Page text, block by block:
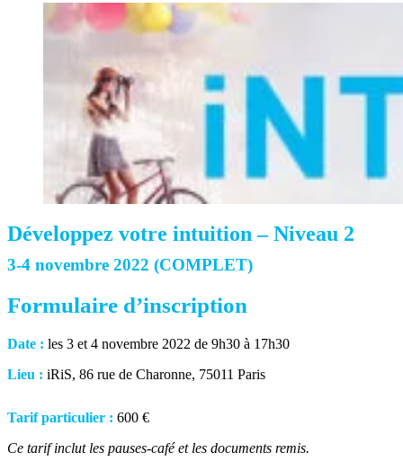
Développez votre intuition – Niveau 2
3-4 novembre 2022 (COMPLET)
Formulaire d’inscription
Date : les 3 et 4 novembre 2022 de 9h30 à 17h30
Lieu : iRiS, 86 rue de Charonne, 75011 Paris
Tarif particulier : 600 €
Ce tarif inclut les pauses-café et les documents remis.